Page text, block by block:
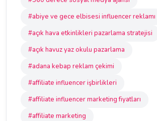
#abiye ve gece elbisesi influencer reklamı
#açık hava etkinlikleri pazarlama stratejisi
#açık havuz yaz okulu pazarlama
#adana kebap reklam çekimi
#affiliate influencer işbirlikleri
#affiliate influencer marketing fiyatları
#affiliate marketing